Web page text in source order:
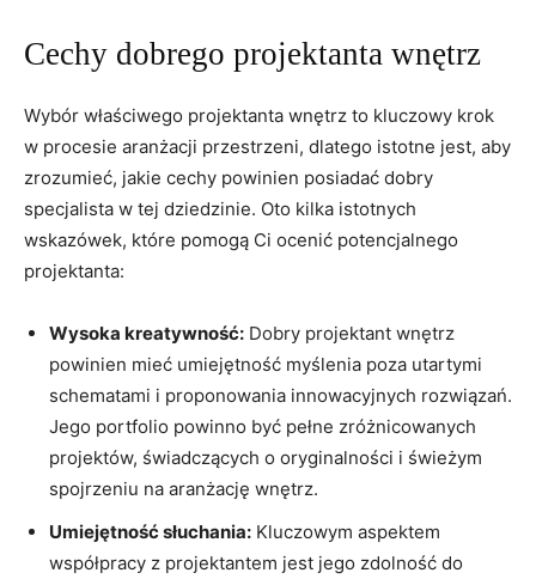
Cechy⁣ dobrego projektanta wnętrz
Wybór właściwego projektanta wnętrz to⁢ kluczowy​ krok
w procesie aranżacji​ przestrzeni, dlatego⁤ istotne jest, ⁣aby
zrozumieć,‍ jakie cechy powinien posiadać dobry
specjalista w tej ‌dziedzinie.⁣ Oto⁢ kilka istotnych
wskazówek, które ⁣pomogą Ci ocenić potencjalnego
projektanta:
Wysoka kreatywność: Dobry projektant wnętrz
‌powinien mieć umiejętność myślenia poza utartymi‍
schematami i proponowania⁢ innowacyjnych rozwiązań.
Jego portfolio powinno być pełne⁤ zróżnicowanych
projektów, świadczących o oryginalności‌ i świeżym
spojrzeniu na ‌aranżację wnętrz.
Umiejętność słuchania: Kluczowym aspektem
współpracy z projektantem jest ‍jego zdolność do⁢